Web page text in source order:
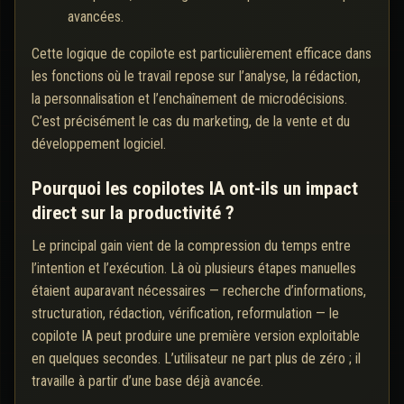
avancées.
Cette logique de copilote est particulièrement efficace dans
les fonctions où le travail repose sur l’analyse, la rédaction,
la personnalisation et l’enchaînement de microdécisions.
C’est précisément le cas du marketing, de la vente et du
développement logiciel.
Pourquoi les copilotes IA ont-ils un impact
direct sur la productivité ?
Le principal gain vient de la compression du temps entre
l’intention et l’exécution. Là où plusieurs étapes manuelles
étaient auparavant nécessaires — recherche d’informations,
structuration, rédaction, vérification, reformulation — le
copilote IA peut produire une première version exploitable
en quelques secondes. L’utilisateur ne part plus de zéro ; il
travaille à partir d’une base déjà avancée.